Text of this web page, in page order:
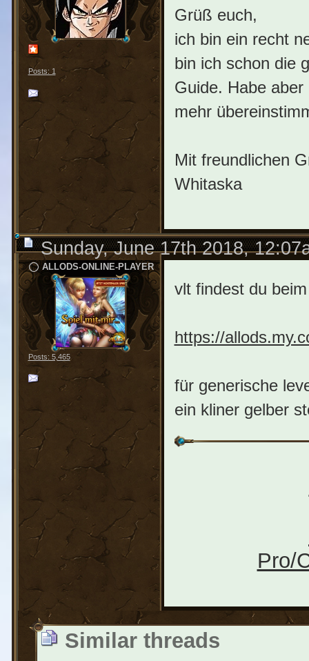
Posts: 1
Grüß euch,
ich bin ein recht
bin ich schon die
Guide. Habe
mehr
Mit freundlichen
Whitaska
Sunday, June 17th 2018,
ALLODS-ONLINE-PLAYER
Posts: 5,465
vlt findest du
https://
für generische
ein kliner gelber
Pro/
Similar threads